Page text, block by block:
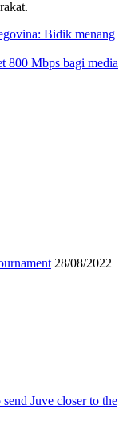
Bidik menang
800 Mbps bagi media
28/08/2022
Juve closer to the